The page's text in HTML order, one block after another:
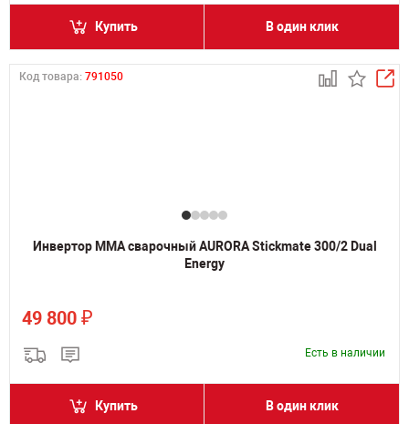
Купить В один клик
Код товара: 791050
Инвертор MMA сварочный AURORA Stickmate 300/2 Dual
Energy
49 800 ₽
Есть в наличии
Купить В один клик